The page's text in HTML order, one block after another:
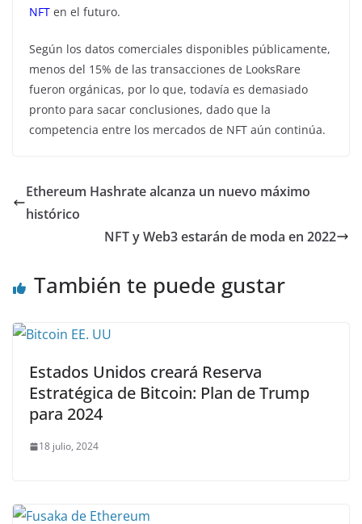
NFT en el futuro.
Según los datos comerciales disponibles públicamente,
menos del 15% de las transacciones de LooksRare
fueron orgánicas, por lo que, todavía es demasiado
pronto para sacar conclusiones, dado que la
competencia entre los mercados de NFT aún continúa.
Ethereum Hashrate alcanza un nuevo máximo
histórico
NFT y Web3 estarán de moda en 2022
También te puede gustar
Estados Unidos creará Reserva
Estratégica de Bitcoin: Plan de Trump
para 2024
18 julio, 2024